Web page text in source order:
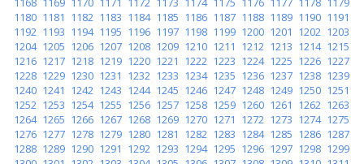
1180 1181 1182 1183 1184 1185 1186 1187 1188 1189 1190 1191
1192 1193 1194 1195 1196 1197 1198 1199 1200 1201 1202 1203
1204 1205 1206 1207 1208 1209 1210 1211 1212 1213 1214 1215
1216 1217 1218 1219 1220 1221 1222 1223 1224 1225 1226 1227
1228 1229 1230 1231 1232 1233 1234 1235 1236 1237 1238 1239
1240 1241 1242 1243 1244 1245 1246 1247 1248 1249 1250 1251
1252 1253 1254 1255 1256 1257 1258 1259 1260 1261 1262 1263
1264 1265 1266 1267 1268 1269 1270 1271 1272 1273 1274 1275
1276 1277 1278 1279 1280 1281 1282 1283 1284 1285 1286 1287
1288 1289 1290 1291 1292 1293 1294 1295 1296 1297 1298 1299